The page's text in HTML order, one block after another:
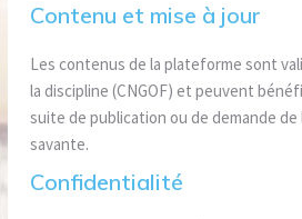
Contenu et mise à jour
Les contenus de la plateforme sont
la discipline (CNGOF) et peuvent
suite de publication ou de demande
savante.
Confidentialité